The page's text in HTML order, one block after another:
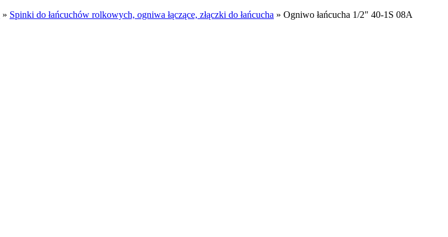
» Spinki do łańcuchów rolkowych, ogniwa łączące, złączki do łańcucha » Ogniwo łańcucha 1/2" 40-1S 08A